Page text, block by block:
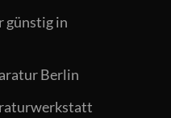
günstig in
Berlin